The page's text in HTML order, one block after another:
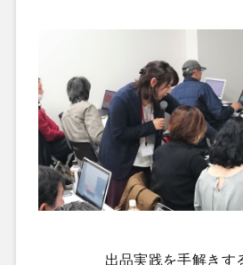
出品実践を手解きす